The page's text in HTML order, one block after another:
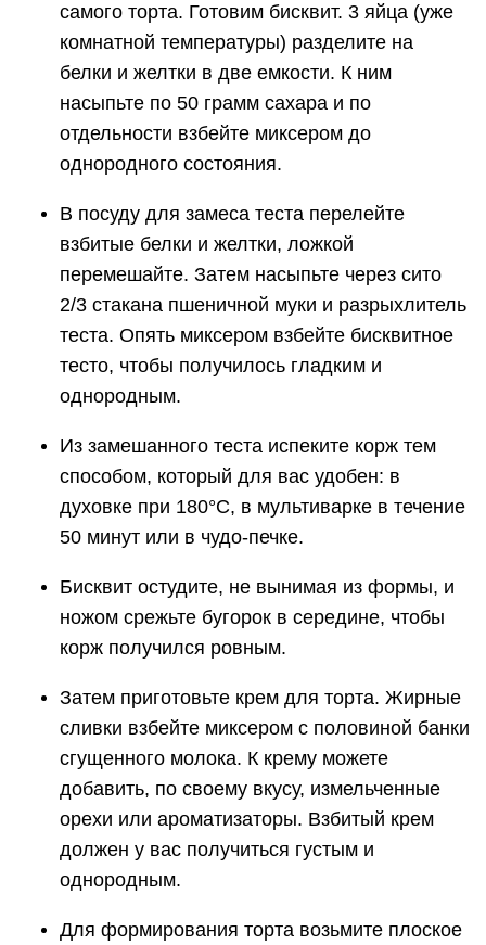
самого торта. Готовим бисквит. 3 яйца (уже
комнатной температуры) разделите на
белки и желтки в две емкости. К ним
насыпьте по 50 грамм сахара и по
отдельности взбейте миксером до
однородного состояния.
В посуду для замеса теста перелейте
взбитые белки и желтки, ложкой
перемешайте. Затем насыпьте через сито
2/3 стакана пшеничной муки и разрыхлитель
теста. Опять миксером взбейте бисквитное
тесто, чтобы получилось гладким и
однородным.
Из замешанного теста испеките корж тем
способом, который для вас удобен: в
духовке при 180°С, в мультиварке в течение
50 минут или в чудо-печке.
Бисквит остудите, не вынимая из формы, и
ножом срежьте бугорок в середине, чтобы
корж получился ровным.
Затем приготовьте крем для торта. Жирные
сливки взбейте миксером с половиной банки
сгущенного молока. К крему можете
добавить, по своему вкусу, измельченные
орехи или ароматизаторы. Взбитый крем
должен у вас получиться густым и
однородным.
Для формирования торта возьмите плоское